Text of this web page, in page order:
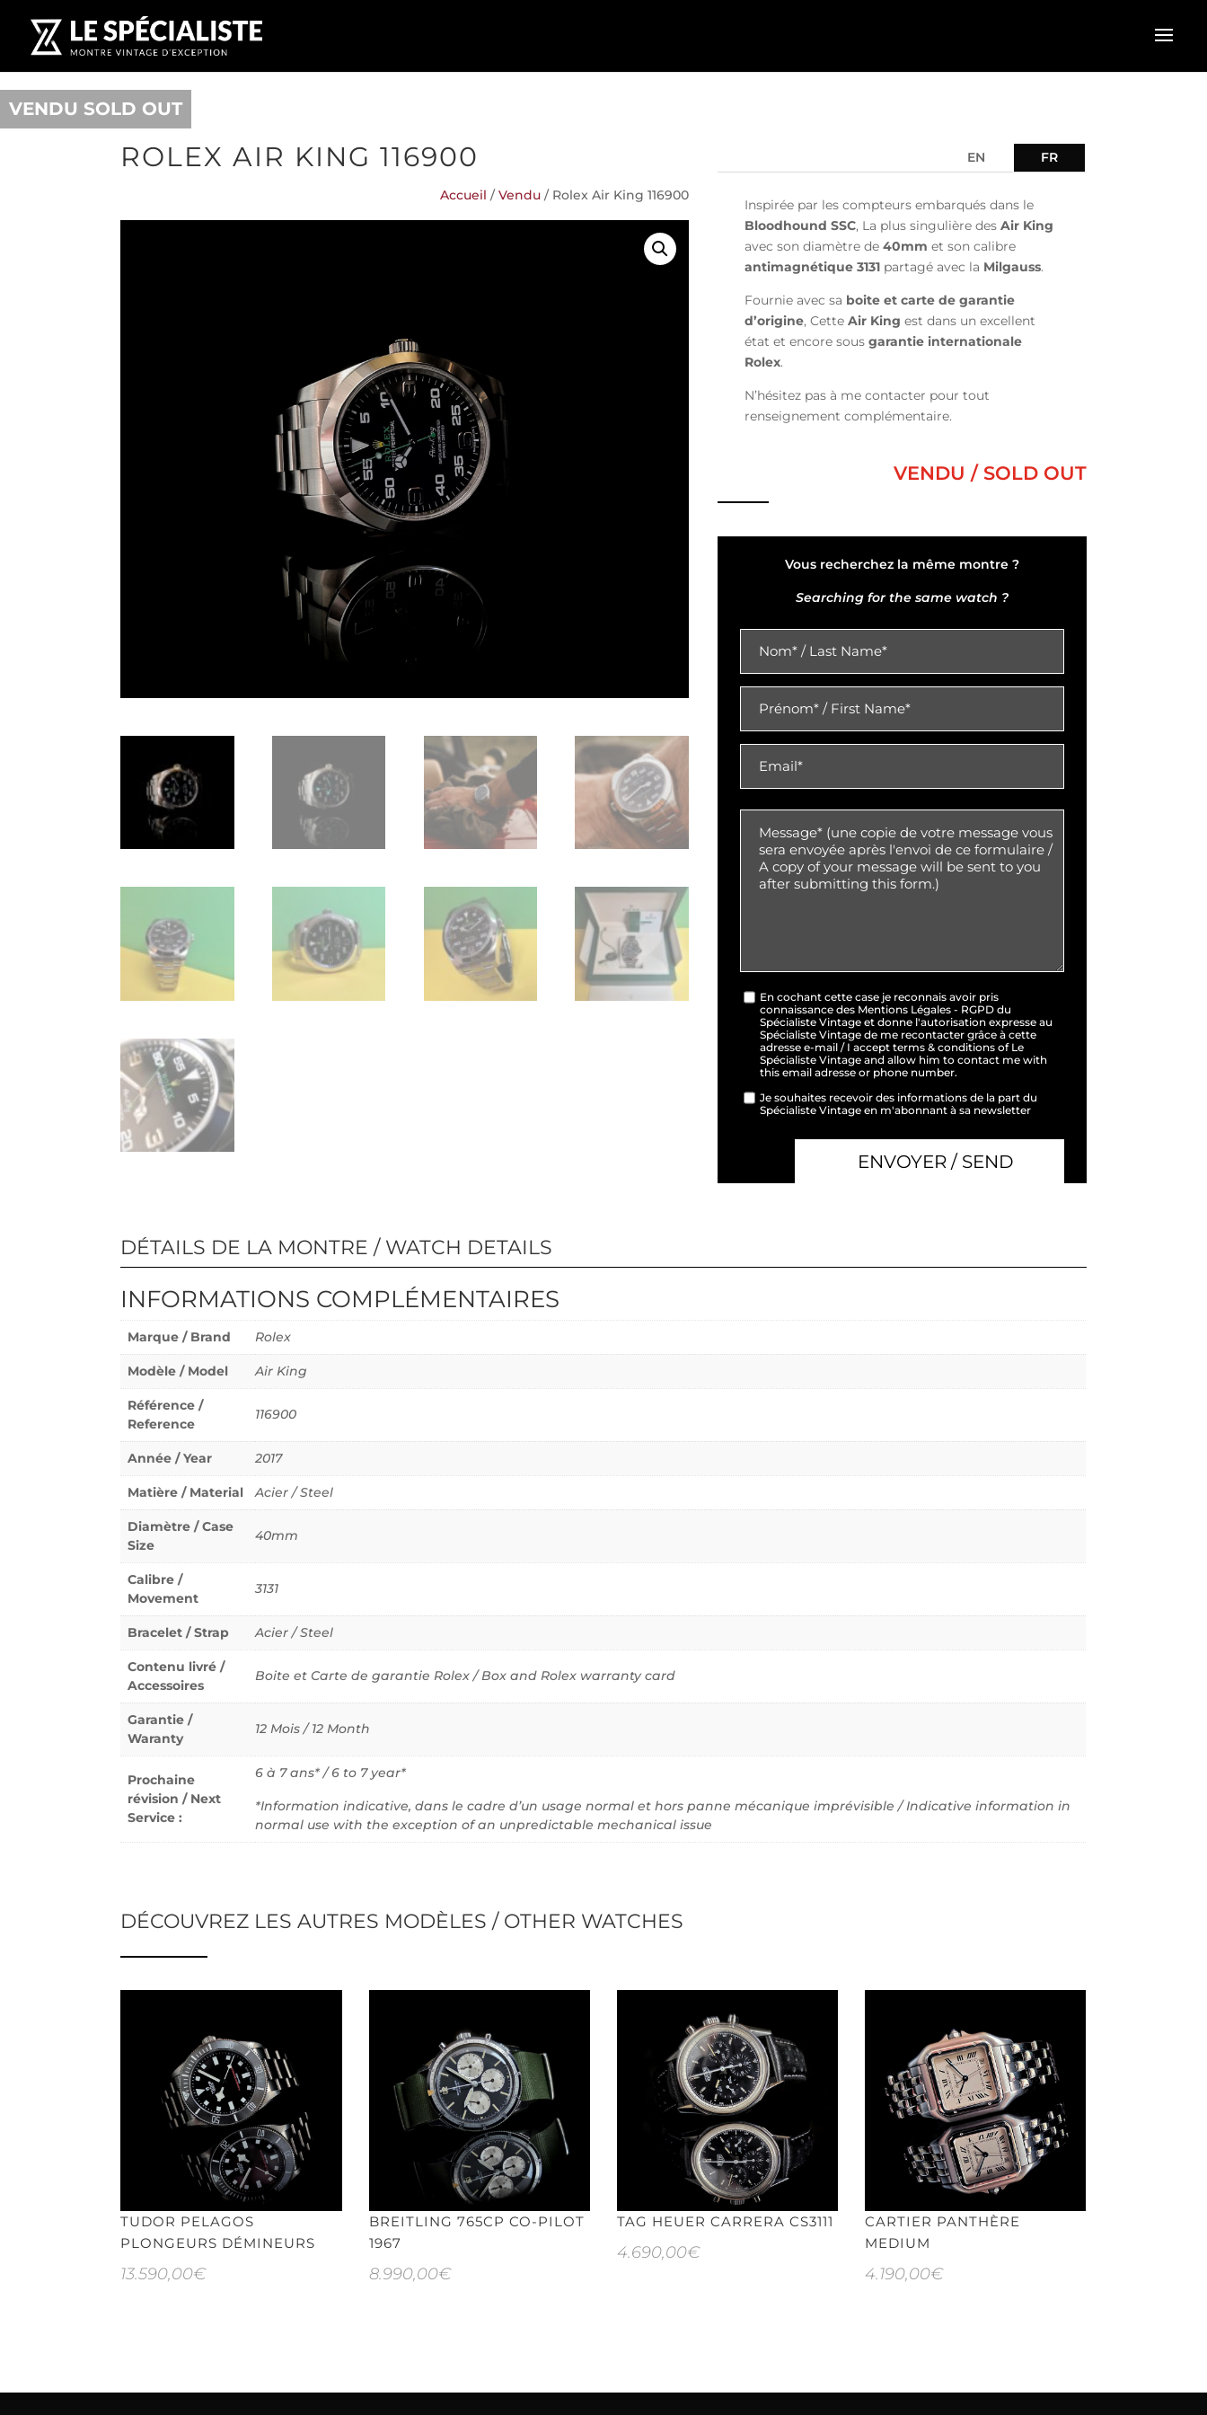
VENDU SOLD OUT
ROLEX AIR KING 116900
Accueil /Vendu/ Rolex Air King 116900
FR
EN
Inspirée par les compteurs embarqués dans le
Bloodhound SSC, La plus singulière des Air King
avec son diamètre de 40mm et son calibre
antimagnétique 3131partagé avec la Milgauss.
Fournie avec sa boite et carte de garantie
d’origine, Cette Air King est dans un excellent
état et encore sous garantie internationale
Rolex.
N’hésitez pas à me contacter pour tout
renseignement complémentaire.
VENDU / SOLD OUT
Vous recherchez la même montre ?
Searching for the same watch ?
En cochant cette case je reconnais avoir pris
connaissance des Mentions Légales - RGPD du
Spécialiste Vintage et donne l'autorisation expresse au
Spécialiste Vintage de me recontacter grâce à cette
adresse e-mail / I accept terms & conditions of Le
Spécialiste Vintage and allow him to contact me with
this email adresse or phone number.
Je souhaites recevoir des informations de la part du
Spécialiste Vintage en m'abonnant à sa newsletter
DÉTAILS DE LA MONTRE / WATCH DETAILS
INFORMATIONS COMPLÉMENTAIRES
Marque / Brand Rolex
Modèle / Model Air King
Référence /
Reference
116900
Année / Year 2017
Matière / Material Acier / Steel
Diamètre / Case
Size
40mm
Calibre /
Movement
3131
Bracelet / Strap Acier / Steel
Contenu livré /
Accessoires
Boite et Carte de garantie Rolex / Box and Rolex warranty card
Garantie /
Waranty
12 Mois / 12 Month
Prochaine
révision / Next
Service :
6 à 7 ans* / 6 to 7 year*
*Information indicative, dans le cadre d’un usage normal et hors panne mécanique imprévisible / Indicative information in
normal use with the exception of an unpredictable mechanical issue
DÉCOUVREZ LES AUTRES MODÈLES / OTHER WATCHES
TUDOR PELAGOS
PLONGEURS DÉMINEURS
13.590,00€
BREITLING 765CP CO-PILOT
1967
8.990,00€
TAG HEUER CARRERA CS3111
4.690,00€
CARTIER PANTHÈRE
MEDIUM
4.190,00€